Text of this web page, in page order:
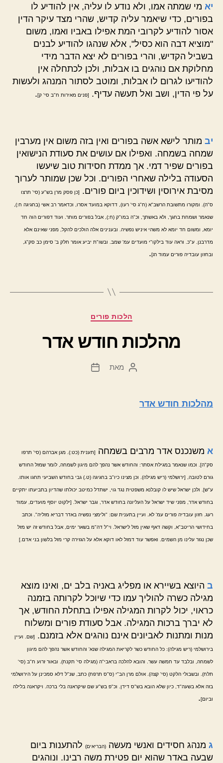
יא מי שמתה אמו, ולא נודע לו עליה, אין להודיע לו
בפורים, כדי שיאמר עליה קדיש, שהרי מצד עיקר הדין
אסור להודיע לקרובי המת אפילו באביו ואמו, משום
"מוציא דבה הוא כסיל", אלא שנהגו להודיע לבנים
בשביל הקדיש, והרי בפורים לא יצא הדבר מידי
מחלוקת אם נוהגים בו אבלות, ולכן לכתחלה אין
להודיעו לגרום לו אבלות, ומוטב לסתור המנהג ולעשות
על פי הדין, ושב ואל תעשה עדיף.
[פנים מאירות ח"ב סי' ק].
יב מותר לישא אשה בפורים ואין בזה משום אין מערבין
שמחה בשמחה. ואפילו אם עושים את סעודת הנישואין
בפורים שפיר דמי. אך ממדת חסידות טוב שיעשו
הסעודה בלילה שאחרי הפורים. וכל שכן שמותר לערוך
מסיבת אירוסין ושידוכין ביום פורים.
[כן פסק מרן בש"ע (סי' תרצו
ס"ה). ומקורו מתשובת הרשב"א (ח"ג סי' רעו), דדוקא במועד אסרו, וכדאמר רב אשי (בחגיגה ח:),
שנאמר ושמחת בחגך, ולא באשתך, וכ"ה במו"ק (ח:), אבל בפורים מותר. ועוד דפורים הוה חד
יומא, ומשום חד יומא לא משהי איניש נפשיה. ובענינים אלה הולכים להקל, מפני שאינם אלא
מדרבנן. ע"כ. וראה עוד בילקו"י מועדים עמ' שמב. ובשו"ת יביע אומר חלק ב' סימן כב סק"ג,
ובחזון עובדיה פורים עמוד רג].
קטגוריות
הלכות פורים
מהלכות חודש אדר
המחבר
מאת
תאריך
מהלכות חודש אדר
א משנכנס אדר מרבים בשמחה [תענית (כט:). מגן אברהם (סי' תרפו
סק"ה]. וכמו שנאמר במגילת אסתר: והחודש אשר נהפך להם מיגון לשמחה, לומר שמזל החודש
גורם לטובה, [ירושלמי (ריש מגילה). וכן מצינו כיו"ב בחגיגה (ט.) גבי בחודש השביעי תחגו אותו.
ע"ש]. ולכן ישראל שיש לו קובלנא משפטית נגד גוי, ישתדל כמיטב יכולתו שהדיון בתביעתו יתקיים
בחודש אדר, מפני שיד ישראל על העליונה בחודש אדר, וגבר ישראל. [ילקוט יוסף מועדים, עמוד
רעג. חזון עובדיה פורים עמ' לא. ועיין בתענית שם: "ולימצי נפשיה באדר דבריא מזליה". וכתב
בחידושי הריטב"א, וקשה דאף שאין מזל לישראל. וי"ל דה"מ בשאר ימים, אבל בחודש זה יש מזל
שכן נגזר עלינו מן השמים. ואפשר עוד דמזל לאו דוקא אלא על הגזירה קרי מזל בלשון בני אדם.]
ב היוצא בשיירא או מפליג באניה בלב ים, ואינו מוצא
מגילה כשרה להוליך עמו כדי שיוכל לקרותה בזמנה
כראוי, יכול לקרות המגילה אפילו בתחלת החודש, אך
לא יברך ברכות המגילה. אבל סעודת פורים ומשלוח
מנות ומתנות לאביונים אינם נוהגים אלא בזמנם.
[שם. ועיין
בירושלמי (ריש מגילה): כל החודש כשר לקריאת המגילה שנא' והחודש אשר נהפך להם מיגון
לשמחה, ובלבד עד חמשה עשר. והובא להלכה בראבי"ה (מגילה סי' תקנח). ובאור זרוע ח"ב (סי'
תלח). ובשבולי הלקט (סי' קצה). אולם מרן הב"י (ס"ס תרפח) כתב, שנ"ל דלא סמכינן על הירושלמי
בזה אלא בשעה"ד, כיון שלא הובא בש"ס דידן. וכ"פ בש"ע שם שיקראנה בלי ברכה. ויקראנה בלילה
וביום].
ג מנהג חסידים ואנשי מעשה (הבריאים) להתענות ביום
שבעה באדר שהוא יום פטירת משה רבינו. ונוהגים